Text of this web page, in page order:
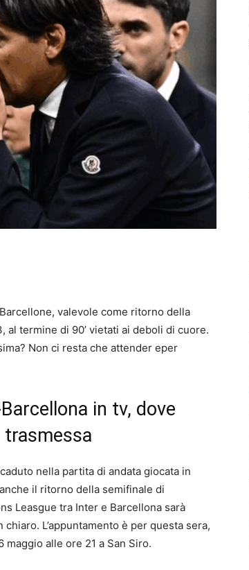
valevole come ritorno della
al termine di 90’ vietati ai deboli di cuore.
Non ci resta che attender eper
in tv, dove
trasmessa
nella partita di andata giocata in
il ritorno della semifinale di
Leasgue tra Inter e Barcellona sarà
chiaro. L’appuntamento è per questa sera,
maggio alle ore 21 a San Siro.